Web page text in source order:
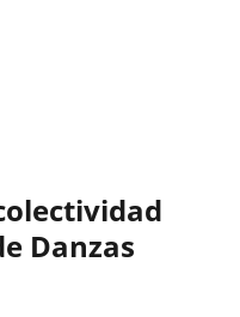
Danzas